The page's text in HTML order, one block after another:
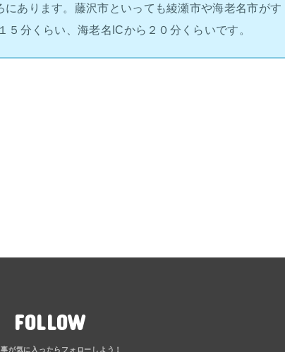
あります。藤沢市といっても綾瀬市や海老名市がす
５分くらい、海老名ICから２０分くらいです。
FOLLOW